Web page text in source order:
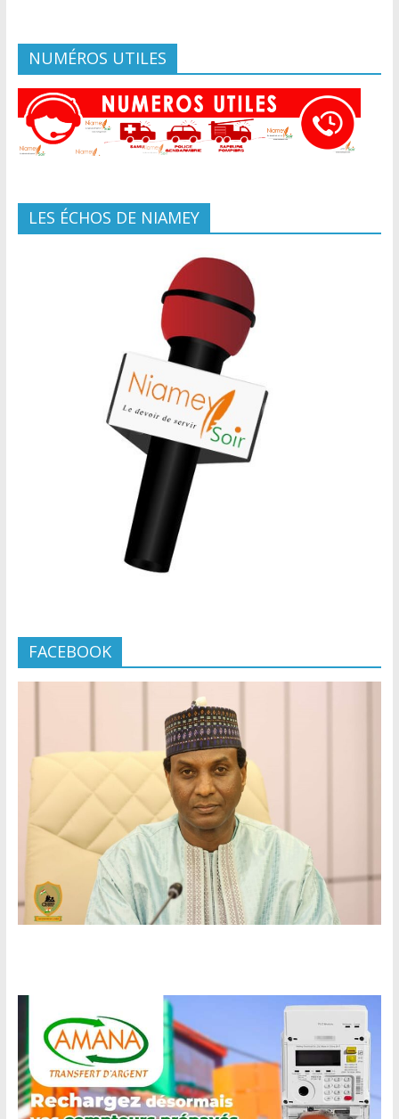
NUMÉROS UTILES
LES ÉCHOS DE NIAMEY
FACEBOOK